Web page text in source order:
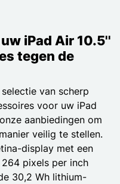
iPad Air 10.5''
tegen de
van scherp
voor uw iPad
aanbiedingen om
veilig te stellen.
display met een
pixels per inch
30,2 Wh lithium-